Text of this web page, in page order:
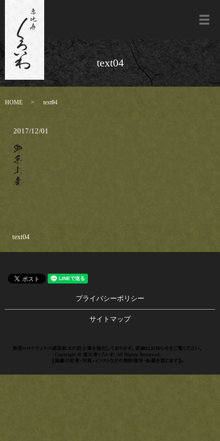
メ
text04
HOME text04
2017/12/01
text04
プライバシーポリシー
サイトマップ